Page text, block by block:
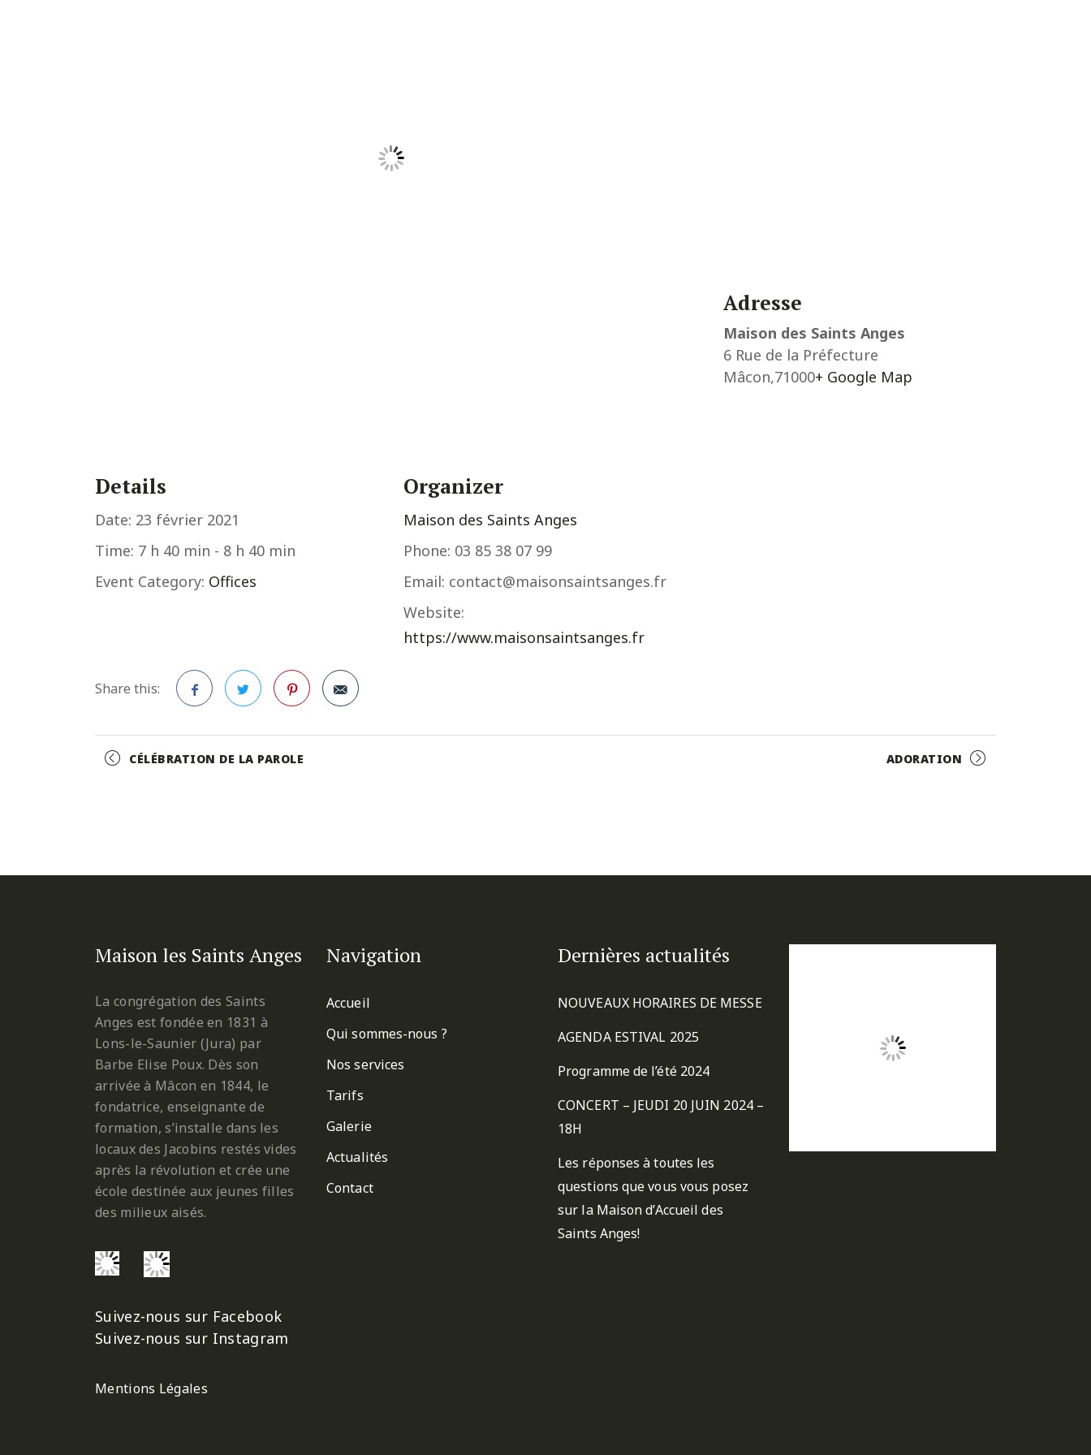
Details
Date: 23 février 2021
Time: 7 h 40 min - 8 h 40 min
Event Category: Offices
Organizer
Maison des Saints Anges
Phone: 03 85 38 07 99
Email: contact@maisonsaintsanges.fr
Website:
https://www.maisonsaintsanges.fr
Share this:
Adresse
Maison des Saints Anges
6 Rue de la Préfecture
Mâcon,71000+ Google Map
Event
CÉLÉBRATION DE LA PAROLE ADORATION
Maison les Saints Anges
La congrégation des Saints
Anges est fondée en 1831 à
Lons-le-Saunier (Jura) par
Barbe Elise Poux. Dès son
arrivée à Mâcon en 1844, le
fondatrice, enseignante de
formation, s’installe dans les
locaux des Jacobins restés vides
après la révolution et crée une
école destinée aux jeunes filles
des milieux aisés.
Suivez-nous sur Facebook
Suivez-nous sur Instagram
Mentions Légales
Navigation
Accueil
Qui sommes-nous ?
Nos services
Tarifs
Galerie
Actualités
Contact
Dernières actualités
NOUVEAUX HORAIRES DE MESSE
AGENDA ESTIVAL 2025
Programme de l’été 2024
CONCERT – JEUDI 20 JUIN 2024 –
18H
Les réponses à toutes les
questions que vous vous posez
sur la Maison d’Accueil des
Saints Anges!